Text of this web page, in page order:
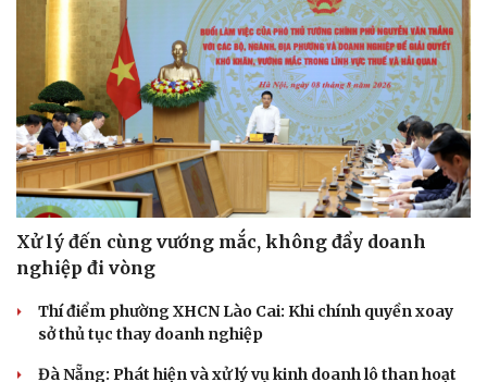
Du lịch
Podcast
Xử lý đến cùng vướng mắc, không đẩy doanh
nghiệp đi vòng
Thí điểm phường XHCN Lào Cai: Khi chính quyền xoay
sở thủ tục thay doanh nghiệp
Đà Nẵng: Phát hiện và xử lý vụ kinh doanh lô than hoạt